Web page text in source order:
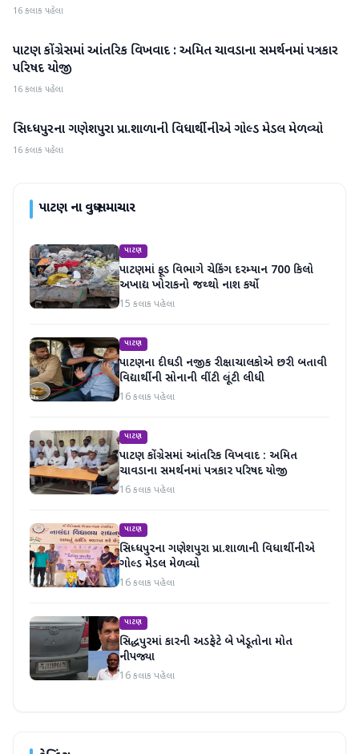
16 કલાક પહેલા
પાટણ
પાટણ કોંગ્રેસમાં આંતરિક વિખવાદ : અમિત ચાવડાના સમર્થનમાં પત્રકાર
પરિષદ યોજી
16 કલાક પહેલા
પાટણ
સિધ્ધપુરના ગણેશપુરા પ્રા.શાળાની વિધાર્થીનીએ ગોલ્ડ મેડલ મેળવ્યો
16 કલાક પહેલા
પાટણના વધુ સમાચાર
પાટણ
પાટણમાં ફૂડ વિભાગે ચેકિંગ દરમ્યાન 700 કિલો
અખાદ્ય ખોરાકનો જથ્થો નાશ કર્યો
15 કલાક પહેલા
પાટણ
પાટણના દીઘડી નજીક રીક્ષાચાલકોએ છરી બતાવી
વિદ્યાર્થીની સોનાની વીંટી લૂંટી લીધી
16 કલાક પહેલા
પાટણ
પાટણ કોંગ્રેસમાં આંતરિક વિખવાદ : અમિત
ચાવડાના સમર્થનમાં પત્રકાર પરિષદ યોજી
16 કલાક પહેલા
પાટણ
સિધ્ધપુરના ગણેશપુરા પ્રા.શાળાની વિધાર્થીનીએ
ગોલ્ડ મેડલ મેળવ્યો
16 કલાક પહેલા
પાટણ
સિદ્ધપુરમાં કારની અડફેટે બે ખેડૂતોના મોત
નીપજ્યા
16 કલાક પહેલા